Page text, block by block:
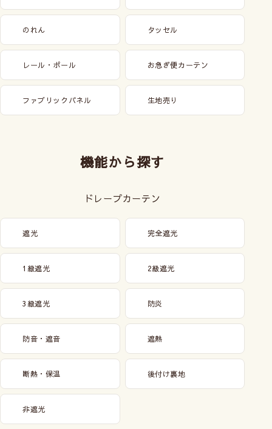
のれん タッセル
レール・ポール お急ぎ便カーテン
ファブリックパネル 生地売り
機能から探す
ドレープカーテン
遮光 完全遮光
1級遮光 2級遮光
3級遮光 防炎
防音・遮音 遮熱
断熱・保温 後付け裏地
非遮光